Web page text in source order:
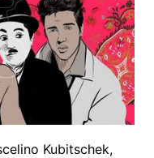
Kubitschek,